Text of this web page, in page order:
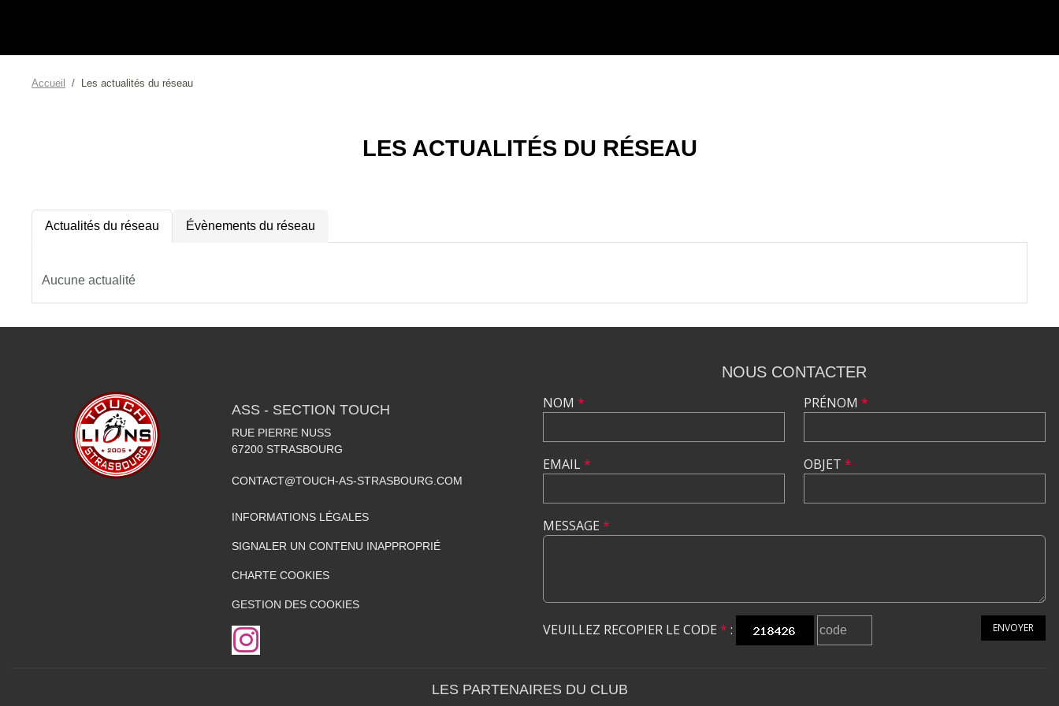
Accueil Les actualités du réseau
LES ACTUALITÉS DU RÉSEAU
Actualités du réseau Évènements du réseau
Aucune actualité
ASS - SECTION TOUCH
RUE PIERRE NUSS
67200 STRASBOURG
CONTACT@TOUCH-AS-STRASBOURG.COM
INFORMATIONS LÉGALES
SIGNALER UN CONTENU INAPPROPRIÉ
CHARTE COOKIES
GESTION DES COOKIES
NOUS CONTACTER
NOM *
EMAIL*
PRÉNOM *
OBJET *
MESSAGE *
VEUILLEZ RECOPIER LE CODE * : ENVOYER
LES PARTENAIRES DU CLUB